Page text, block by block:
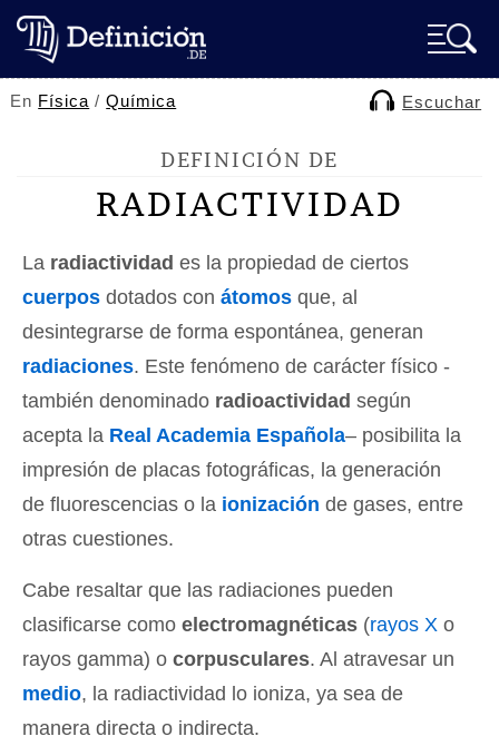
En Física /Química Escuchar
DEFINICIÓN DE
RADIACTIVIDAD
La radiactividad es la propiedad de ciertos
cuerpos dotados con átomos que, al
desintegrarse de forma espontánea, generan
radiaciones. Este fenómeno de carácter físico -
también denominado radioactividad según
acepta la Real Academia Española– posibilita la
impresión de placas fotográficas, la generación
de fluorescencias o la ionización de gases, entre
otras cuestiones.
Cabe resaltar que las radiaciones pueden
clasificarse como electromagnéticas (rayos X o
rayos gamma) o corpusculares. Al atravesar un
medio, la radiactividad lo ioniza, ya sea de
manera directa o indirecta.